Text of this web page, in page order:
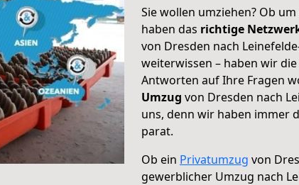
Sie wollen umziehen? Ob
haben das richtige
von Dresden nach
weiterwissen – haben wir
Antworten auf Ihre Fragen
Umzug von Dresden nach
uns, denn wir haben immer
parat.
Ob ein Privatumzug von
gewerblicher Umzug nach